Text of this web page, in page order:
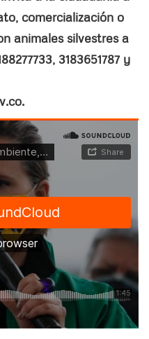
comercialización o
animales silvestres a
3183651787 y